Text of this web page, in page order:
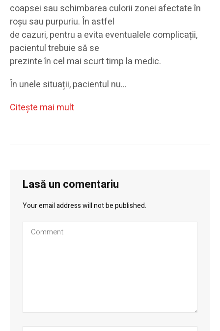
coapsei sau schimbarea culorii zonei afectate în
roșu sau purpuriu. În astfel
de cazuri, pentru a evita eventualele complicații,
pacientul trebuie să se
prezinte în cel mai scurt timp la medic.
În unele situații, pacientul nu…
Citeşte mai mult
Lasă un comentariu
Your email address will not be published.